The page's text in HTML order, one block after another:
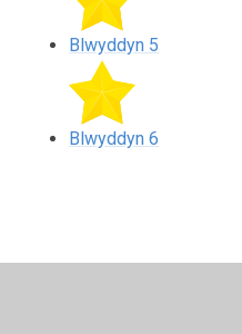
Blwyddyn 5
Blwyddyn 6